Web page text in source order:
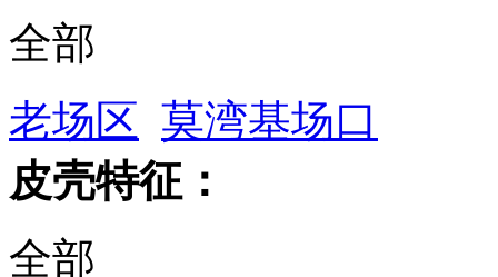
全部
老场区 莫湾基场口
皮壳特征：
全部